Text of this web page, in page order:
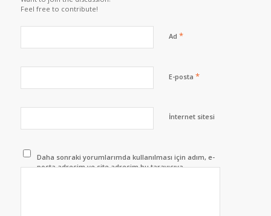
Feel free to contribute!
Ad *
E-posta *
İnternet sitesi
Daha sonraki yorumlarımda kullanılması için adım, e-
posta adresim ve site adresim bu tarayıcıya